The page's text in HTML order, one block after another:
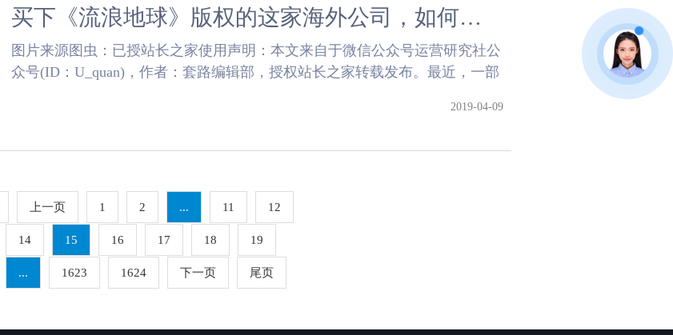
买下《流浪地球》版权的这家海外公司，如何从“租碟店”做到市值1500亿美元？
​图片来源图虫：已授站长之家使用声明：本文来自于微信公众号运营研究社公
众号(ID：U_quan)，作者：套路编辑部，授权站长之家转载发布。最近，一部
2019-04-09
上一页 1 2 ... 11 12
14 15 16 17 18 19
... 1623 1624 下一页 尾页